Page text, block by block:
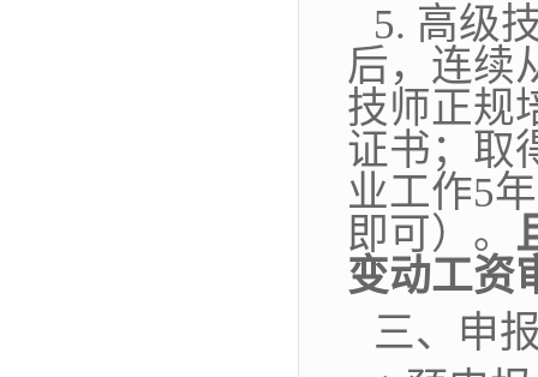
5. 高级
后，连续
技师正规
证书；取
业工作5
即可）。
变动工资
三、申